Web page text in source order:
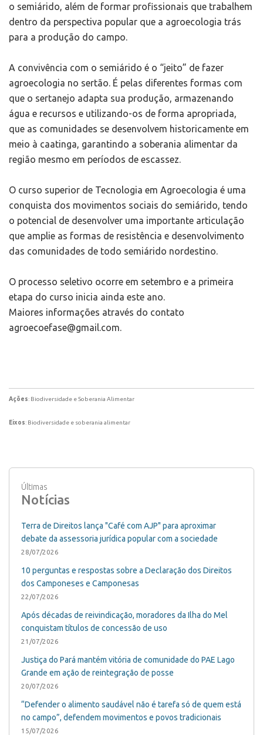
o semiárido, além de formar profissionais que trabalhem
dentro da perspectiva popular que a agroecologia trás
para a produção do campo.
A convivência com o semiárido é o “jeito” de fazer
agroecologia no sertão. É pelas diferentes formas com
que o sertanejo adapta sua produção, armazenando
água e recursos e utilizando-os de forma apropriada,
que as comunidades se desenvolvem historicamente em
meio à caatinga, garantindo a soberania alimentar da
região mesmo em períodos de escassez.
O curso superior de Tecnologia em Agroecologia é uma
conquista dos movimentos sociais do semiárido, tendo
o potencial de desenvolver uma importante articulação
que amplie as formas de resistência e desenvolvimento
das comunidades de todo semiárido nordestino.
O processo seletivo ocorre em setembro e a primeira
etapa do curso inicia ainda este ano.
Maiores informações através do contato
agroecoefase@gmail.com.
Ações: Biodiversidade e Soberania Alimentar
Eixos: Biodiversidade e soberania alimentar
Últimas
Notícias
Terra de Direitos lança "Café com AJP" para aproximar
debate da assessoria jurídica popular com a sociedade
28/07/2026
10 perguntas e respostas sobre a Declaração dos Direitos
dos Camponeses e Camponesas
22/07/2026
Após décadas de reivindicação, moradores da Ilha do Mel
conquistam títulos de concessão de uso
21/07/2026
Justiça do Pará mantém vitória de comunidade do PAE Lago
Grande em ação de reintegração de posse
20/07/2026
“Defender o alimento saudável não é tarefa só de quem está
no campo”, defendem movimentos e povos tradicionais
15/07/2026